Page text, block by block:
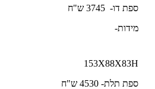
ספת דו- 3745 ש"ח
מידות-
153X88X83H
ספת תלת- 4530 ש"ח